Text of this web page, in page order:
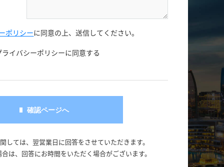
ポリシーに同意の上、送信してください。
ライバシーポリシーに同意する
しては、翌営業日に回答をさせていただきます。
は、回答にお時間をいただく場合がございます。